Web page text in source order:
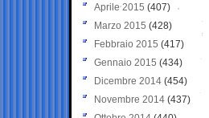
Aprile 2015 (407)
Marzo 2015 (428)
Febbraio 2015 (417)
Gennaio 2015 (434)
Dicembre 2014 (454)
Novembre 2014 (437)